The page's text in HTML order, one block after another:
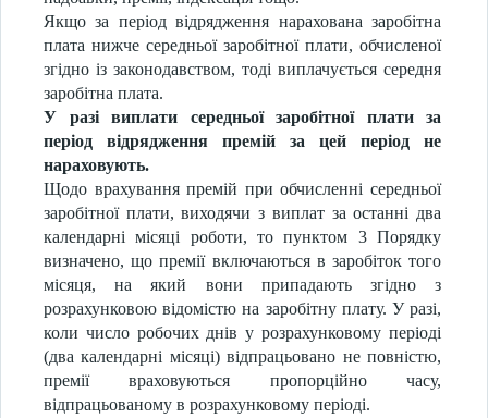
Якщо за період відрядження нарахована заробітна
плата нижче середньої заробітної плати, обчисленої
згідно із законодавством, тоді виплачується середня
заробітна плата.
У разі виплати середньої заробітної плати за
період відрядження премій за цей період не
нараховують.
Щодо врахування премій при обчисленні середньої
заробітної плати, виходячи з виплат за останні два
календарні місяці роботи, то пунктом 3 Порядку
визначено, що премії включаються в заробіток того
місяця, на який вони припадають згідно з
розрахунковою відомістю на заробітну плату. У разі,
коли число робочих днів у розрахунковому періоді
(два календарні місяці) відпрацьовано не повністю,
премії враховуються пропорційно часу,
відпрацьованому в розрахунковому періоді.